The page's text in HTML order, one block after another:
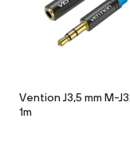
Vention J3,5 mm M-
1m